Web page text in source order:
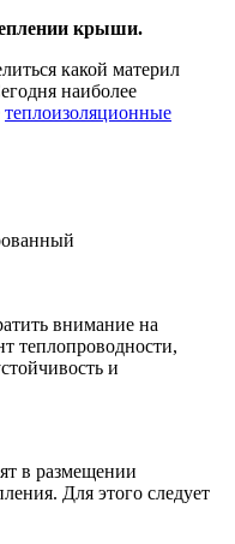
крыши.
какой материл
наиболее
теплоизоляционные
внимание на
теплопроводности,
и
в размещении
Для этого следует